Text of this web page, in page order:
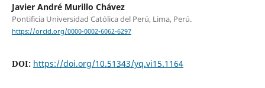
Javier André Murillo Chávez
Pontificia Universidad Católica del Perú, Lima, Perú.
https://orcid.org/0000-0002-6062-6297
DOI: https://doi.org/10.51343/yq.vi15.1164